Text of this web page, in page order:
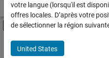
Accueil Explorer nos
Activer/désactiver
Contenu principal
FILTRER PAR
Applications et outils commerciaux
votre langue (lorsqu'il est
offres locales. D’après votre
de sélectionner la région
United States